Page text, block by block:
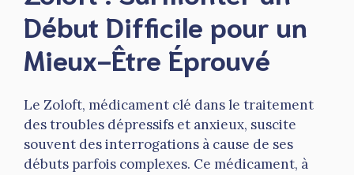
Début Difficile pour un
Mieux-Être Éprouvé
Le Zoloft, médicament clé dans le traitement
des troubles dépressifs et anxieux, suscite
souvent des interrogations à cause de ses
débuts parfois complexes. Ce médicament, à